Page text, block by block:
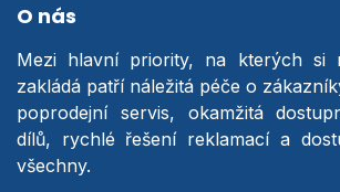
O nás
Mezi hlavní priority, na kterých si
zakládá patří náležitá péče o
poprodejní servis, okamžitá
dílů, rychlé řešení reklamací a
všechny.